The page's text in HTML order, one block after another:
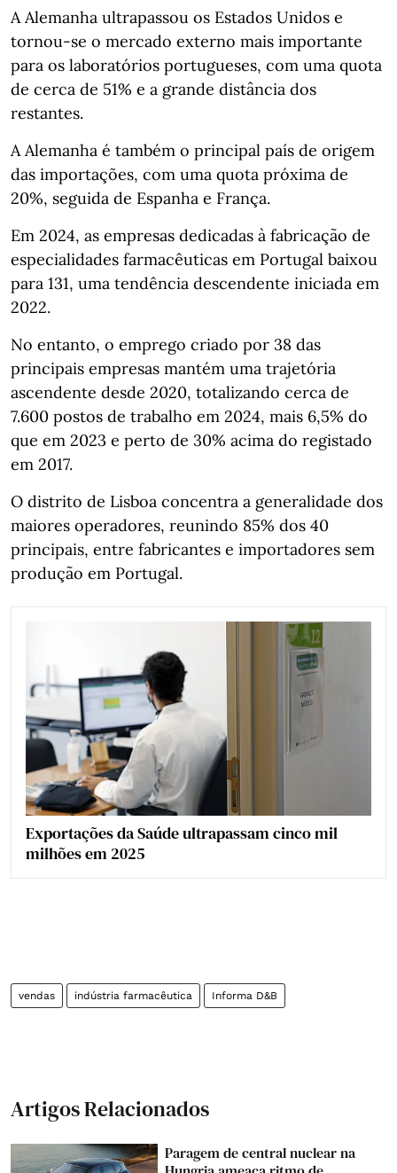
A Alemanha ultrapassou os Estados Unidos e
tornou-se o mercado externo mais importante
para os laboratórios portugueses, com uma quota
de cerca de 51% e a grande distância dos
restantes.
A Alemanha é também o principal país de origem
das importações, com uma quota próxima de
20%, seguida de Espanha e França.
Em 2024, as empresas dedicadas à fabricação de
especialidades farmacêuticas em Portugal baixou
para 131, uma tendência descendente iniciada em
2022.
No entanto, o emprego criado por 38 das
principais empresas mantém uma trajetória
ascendente desde 2020, totalizando cerca de
7.600 postos de trabalho em 2024, mais 6,5% do
que em 2023 e perto de 30% acima do registado
em 2017.
O distrito de Lisboa concentra a generalidade dos
maiores operadores, reunindo 85% dos 40
principais, entre fabricantes e importadores sem
produção em Portugal.
Exportações da Saúde ultrapassam cinco mil
milhões em 2025
vendas indústria farmacêutica Informa D&B
Artigos Relacionados
Paragem de central nuclear na